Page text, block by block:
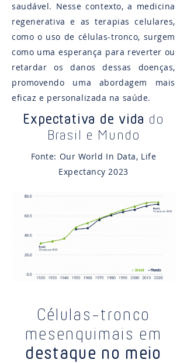
saudável. Nesse contexto, a medicina
regenerativa e as terapias celulares,
como o uso de células-tronco, surgem
como uma esperança para reverter ou
retardar os danos dessas doenças,
promovendo uma abordagem mais
eficaz e personalizada na saúde​.
Expectativa de vida do
Brasil e Mundo
Fonte: Our World In Data, Life
Expectancy 2023
Células-tronco
mesenquimais em
destaque no meio